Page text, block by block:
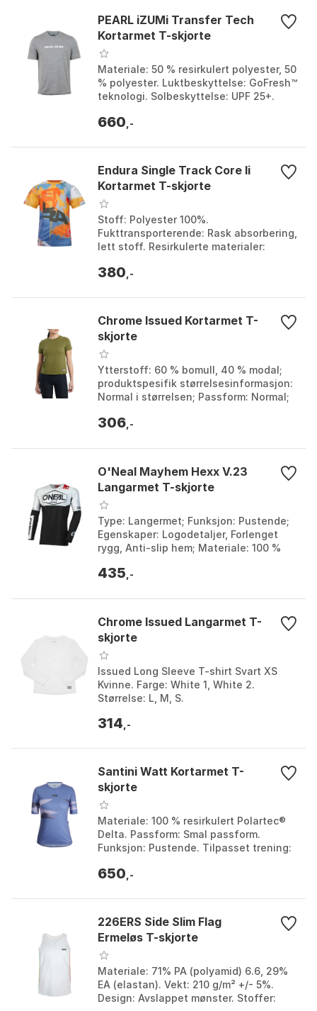
PEARL iZUMi Transfer Tech
Kortarmet T-skjorte
Materiale: 50 % resirkulert polyester, 50
% polyester. Luktbeskyttelse: GoFresh™
teknologi. Solbeskyttelse: UPF 25+.
Boulder g...
660 ,-
Endura Single Track Core Ii
Kortarmet T-skjorte
Stoff: Polyester 100%.
Fukttransporterende: Rask absorbering,
lett stoff. Resirkulerte materialer:
Passform: Standard smal, i...
380 ,-
Chrome Issued Kortarmet T-
skjorte
Ytterstoff: 60 % bomull, 40 % modal;
produktspesifik størrelsesinformasjon:
Normal i størrelsen; Passform: Normal;
Større...
306 ,-
O'Neal Mayhem Hexx V.23
Langarmet T-skjorte
Type: Langermet; Funksjon: Pustende;
Egenskaper: Logodetaljer, Forlenget
rygg, Anti-slip hem; Materiale: 100 %
white. St...
435 ,-
Chrome Issued Langarmet T-
skjorte
Issued Long Sleeve T-shirt Svart XS
Kvinne. Farge: White 1, White 2.
Størrelse: L, M, S.
314 ,-
Santini Watt Kortarmet T-
skjorte
Materiale: 100 % resirkulert Polartec®
Delta. Passform: Smal passform.
Funksjon: Pustende. Tilpasset trening:
Størrelse: L, M, S...
650 ,-
226ERS Side Slim Flag
Ermeløs T-skjorte
Materiale: 71% PA (polyamid) 6.6, 29%
EA (elastan). Vekt: 210 g/m² +/- 5%.
Design: Avslappet mønster. Stoffer: